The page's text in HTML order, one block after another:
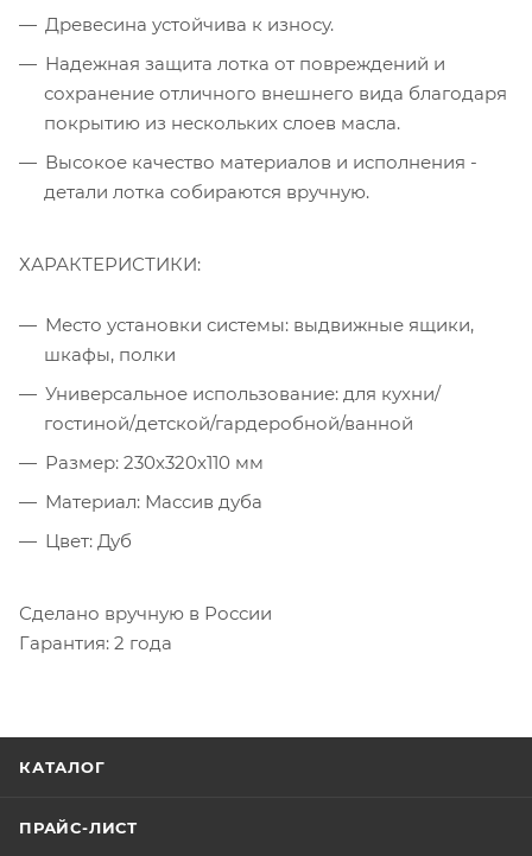
Древесина устойчива к износу.
Надежная защита лотка от повреждений и
сохранение отличного внешнего вида благодаря
покрытию из нескольких слоев масла.
Высокое качество материалов и исполнения -
детали лотка собираются вручную.
ХАРАКТЕРИСТИКИ:
Место установки системы: выдвижные ящики,
шкафы, полки
Универсальное использование: для кухни/
гостиной/детской/гардеробной/ванной
Размер: 230х320х110 мм
Материал: Массив дуба
Цвет: Дуб
Сделано вручную в России
Гарантия: 2 года
КАТАЛОГ
ПРАЙС-ЛИСТ